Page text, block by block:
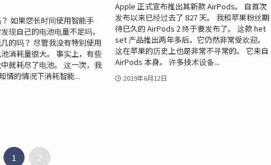
如果您长时间使用智能手
现自己的电池电量不足吗，
的吗？ 尽管我没有特别使用
消耗量很大。 事实上，有些
就耗尽了电池。 这一次，我
情的情况下消耗智能...
Apple 正式宣布推出其新款 AirPods。 自首次
发布以来已经过去了 827 天。 我和苹果粉丝期
待已久的 AirPods 2 终于要发布了。 这款 het
set 产品推出两年多后，它仍然非常受欢迎。
这在苹果的历史上也是非常不寻常的。 它来自
AirPods 本身。 许多技术设备...
2019年6月12日
1 2